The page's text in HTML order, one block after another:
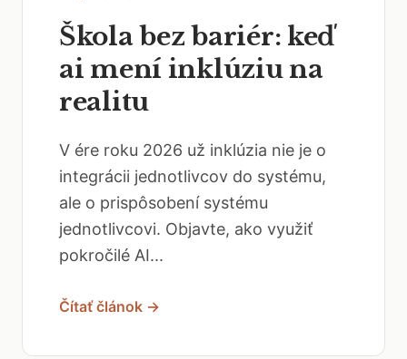
Škola bez bariér: keď
ai mení inklúziu na
realitu
V ére roku 2026 už inklúzia nie je o
integrácii jednotlivcov do systému,
ale o prispôsobení systému
jednotlivcovi. Objavte, ako využiť
pokročilé AI...
Čítať článok →